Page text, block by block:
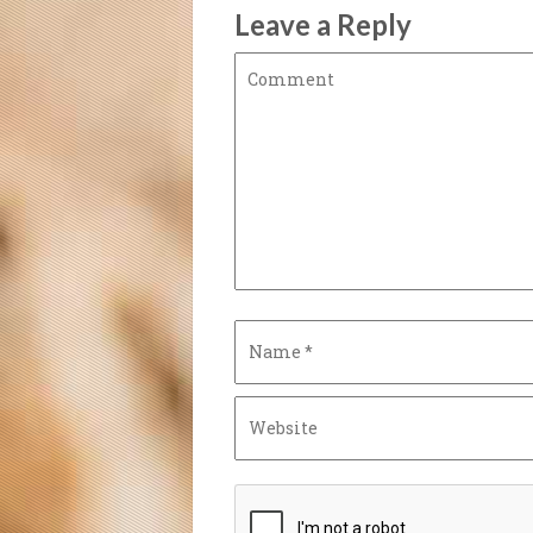
Leave a Reply